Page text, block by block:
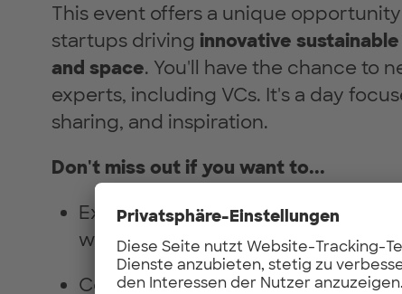
This event offers a unique
startups driving innovative
and space. You'll have the chance to
experts, including VCs. It's a day
sharing, and inspiration.
Don't miss out if you want to...
Explore cutting-edge
within the aerospace industry.
Connect with founders, industry